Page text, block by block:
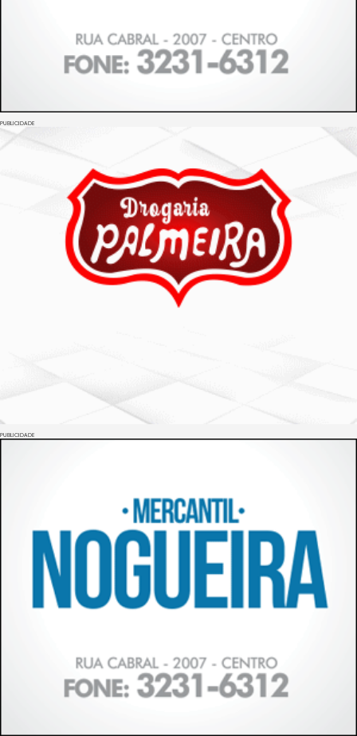
PUBLICIDADE
PUBLICIDADE